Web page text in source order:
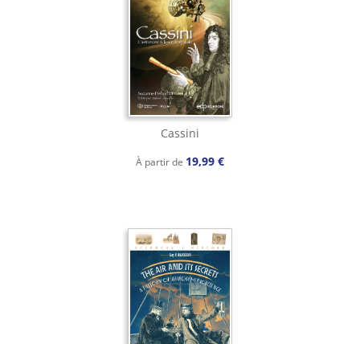
Cassini
À partir de 19,99 €